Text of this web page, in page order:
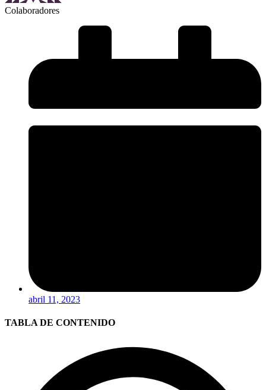
Colaboradores
abril 11, 2023
TABLA DE CONTENIDO